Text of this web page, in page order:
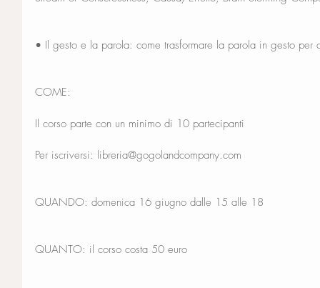
• Il gesto e la parola: come trasformare la parola in gesto per
COME:
Il corso parte con un minimo di 10 partecipanti
Per iscriversi: libreria@gogolandcompany.com
QUANDO: domenica 16 giugno dalle 15 alle 18
QUANTO: il corso costa 50 euro